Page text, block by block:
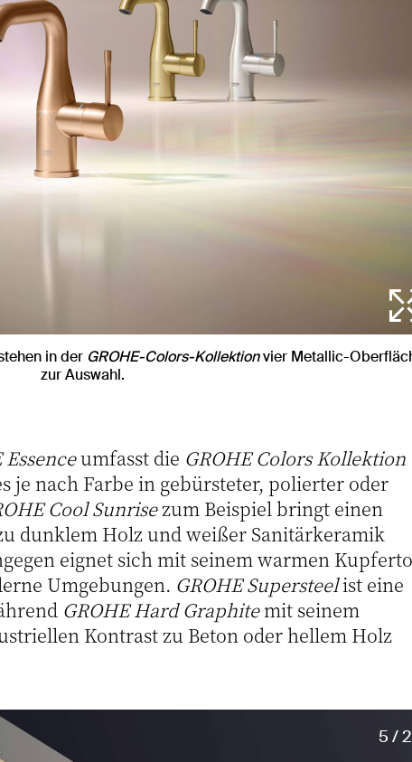
in der GROHE-Colors-Kollektionvier Metallic-
zur Auswahl.
Essenceumfasst die GROHE Colors Kollektion
je nach Farbe in gebürsteter, polierter oder
Cool Sunrisezum Beispiel bringt einen
dunklem Holz und weißer Sanitärkeramik
eignet sich mit seinem warmen
Umgebungen. GROHE Supersteelist eine
GROHE Hard Graphitemit seinem
Kontrast zu Beton oder hellem Holz
5 /